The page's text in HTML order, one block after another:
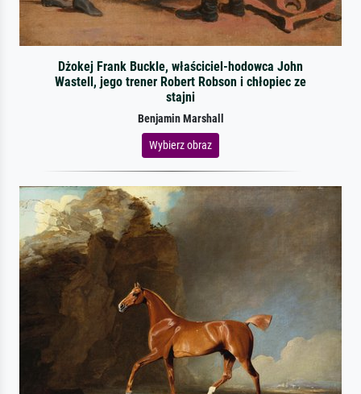
Dżokej Frank Buckle, właściciel-hodowca John
Wastell, jego trener Robert Robson i chłopiec ze
stajni
Benjamin Marshall
Wybierz obraz